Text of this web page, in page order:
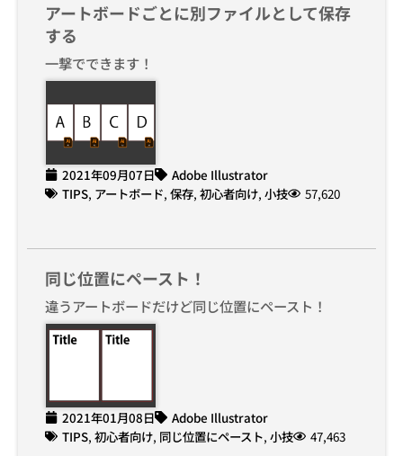
アートボードごとに別ファイルとして保存
する
一撃でできます！
2021年09月07日
Adobe Illustrator
TIPS, アートボード, 保存, 初心者向け, 小技 57,620
同じ位置にペースト！
違うアートボードだけど同じ位置にペースト！
2021年01月08日
Adobe Illustrator
TIPS, 初心者向け, 同じ位置にペースト, 小技 47,463